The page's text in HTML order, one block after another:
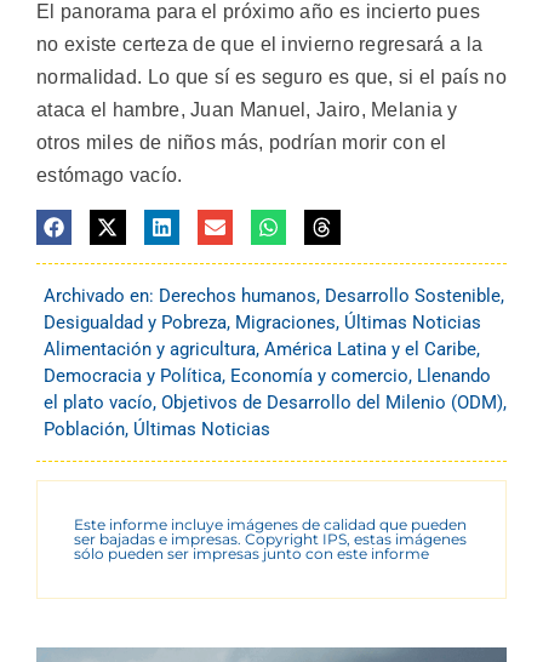
El panorama para el próximo año es incierto pues
no existe certeza de que el invierno regresará a la
normalidad. Lo que sí es seguro es que, si el país no
ataca el hambre, Juan Manuel, Jairo, Melania y
otros miles de niños más, podrían morir con el
estómago vacío.
Archivado en: Derechos humanos, Desarrollo Sostenible,
Desigualdad y Pobreza, Migraciones, Últimas Noticias
Alimentación y agricultura, América Latina y el Caribe,
Democracia y Política, Economía y comercio, Llenando
el plato vacío, Objetivos de Desarrollo del Milenio (ODM),
Población, Últimas Noticias
Este informe incluye imágenes de calidad que pueden
ser bajadas e impresas. Copyright IPS, estas imágenes
sólo pueden ser impresas junto con este informe